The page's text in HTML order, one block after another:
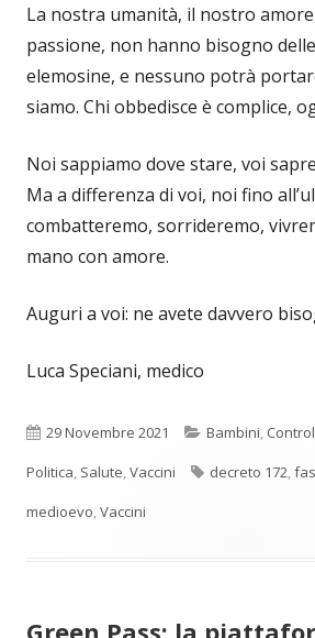
La nostra umanità, il nostro
passione, non hanno bisogno
elemosine, e nessuno potrà
siamo. Chi obbedisce è complice,
Noi sappiamo dove stare, voi
Ma a differenza di voi, noi fino
combatteremo, sorrideremo,
mano con amore.
Auguri a voi: ne avete davvero
Luca Speciani, medico
Pubblicato
29 Novembre 2021 Categorie
Bambini,
Politica, Salute,Vaccini Tag
decreto 172,
medioevo,Vaccini
Green Pass: la